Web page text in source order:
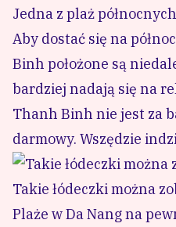
Jedna z plaż
Aby dostać się na
Binh położone są
bardziej nadają się na
Thanh Binh nie jest za
darmowy. Wszędzie
Takie łódeczki można
Plaże w Da Nang na